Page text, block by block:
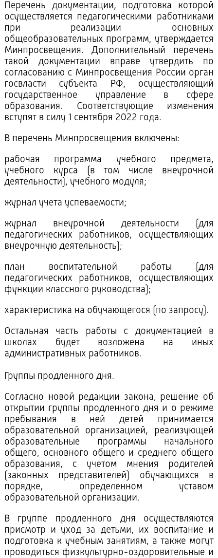
Перечень документации, подготовка которой
осуществляется педагогическими работниками
при реализации основных
общеобразовательных программ, утверждается
Минпросвещения. Дополнительный перечень
такой документации вправе утвердить по
согласованию с Минпросвещения России орган
госвласти субъекта РФ, осуществляющий
государственное управление в сфере
образования. Соответствующие изменения
вступят в силу 1 сентября 2022 года.
В перечень Минпросвещения включены:
рабочая программа учебного предмета,
учебного курса (в том числе внеурочной
деятельности), учебного модуля;
журнал учета успеваемости;
журнал внеурочной деятельности (для
педагогических работников, осуществляющих
внеурочную деятельность);
план воспитательной работы (для
педагогических работников, осуществляющих
функции классного руководства);
характеристика на обучающегося (по запросу).
Остальная часть работы с документацией в
школах будет возложена на иных
административных работников.
Группы продленного дня.
Согласно новой редакции закона, решение об
открытии группы продленного дня и о режиме
пребывания в ней детей принимается
образовательной организацией, реализующей
образовательные программы начального
общего, основного общего и среднего общего
образования, с учетом мнения родителей
(законных представителей) обучающихся в
порядке, определенном уставом
образовательной организации.
В группе продленного дня осуществляются
присмотр и уход за детьми, их воспитание и
подготовка к учебным занятиям, а также могут
проводиться физкультурно-оздоровительные и